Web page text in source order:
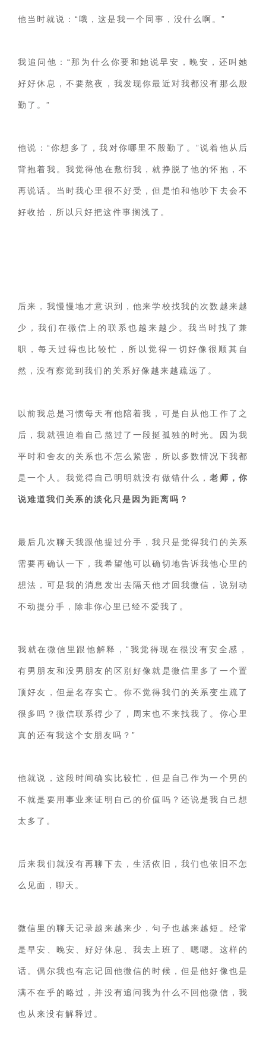
他当时就说：“哦，这是我一个同事，没什么啊。”
我追问他：“那为什么你要和她说早安，晚安，还叫她
好好休息，不要熬夜，我发现你最近对我都没有那么殷
勤了。”
他说：“你想多了，我对你哪里不殷勤了。”说着他从后
背抱着我。我觉得他在敷衍我，就挣脱了他的怀抱，不
再说话。当时我心里很不好受，但是怕和他吵下去会不
好收拾，所以只好把这件事搁浅了。
后来，我慢慢地才意识到，他来学校找我的次数越来越
少，我们在微信上的联系也越来越少。我当时找了兼
职，每天过得也比较忙，所以觉得一切好像很顺其自
然，没有察觉到我们的关系好像越来越疏远了。
以前我总是习惯每天有他陪着我，可是自从他工作了之
后，我就强迫着自己熬过了一段挺孤独的时光。因为我
平时和舍友的关系也不怎么紧密，所以多数情况下我都
是一个人。我觉得自己明明就没有做错什么，老师，你
说难道我们关系的淡化只是因为距离吗？
最后几次聊天我跟他提过分手，我只是觉得我们的关系
需要再确认一下，我希望他可以确切地告诉我他心里的
想法，可是我的消息发出去隔天他才回我微信，说别动
不动提分手，除非你心里已经不爱我了。
我就在微信里跟他解释，“我觉得现在很没有安全感，
有男朋友和没男朋友的区别好像就是微信里多了一个置
顶好友，但是名存实亡。你不觉得我们的关系变生疏了
很多吗？微信联系得少了，周末也不来找我了。你心里
真的还有我这个女朋友吗？”
他就说，这段时间确实比较忙，但是自己作为一个男的
不就是要用事业来证明自己的价值吗？还说是我自己想
太多了。
后来我们就没有再聊下去，生活依旧，我们也依旧不怎
么见面，聊天。
微信里的聊天记录越来越来少，句子也越来越短。经常
是早安、晚安、好好休息、我去上班了、嗯嗯。这样的
话。偶尔我也有忘记回他微信的时候，但是他好像也是
满不在乎的略过，并没有追问我为什么不回他微信，我
也从来没有解释过。